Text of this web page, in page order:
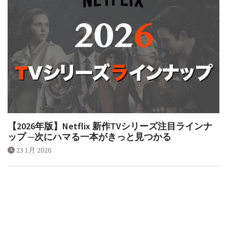
【2026年版】Netflix 新作TVシリーズ注目ラインナ
ップ ─次にハマる一本がきっと見つかる
23 1月 2026